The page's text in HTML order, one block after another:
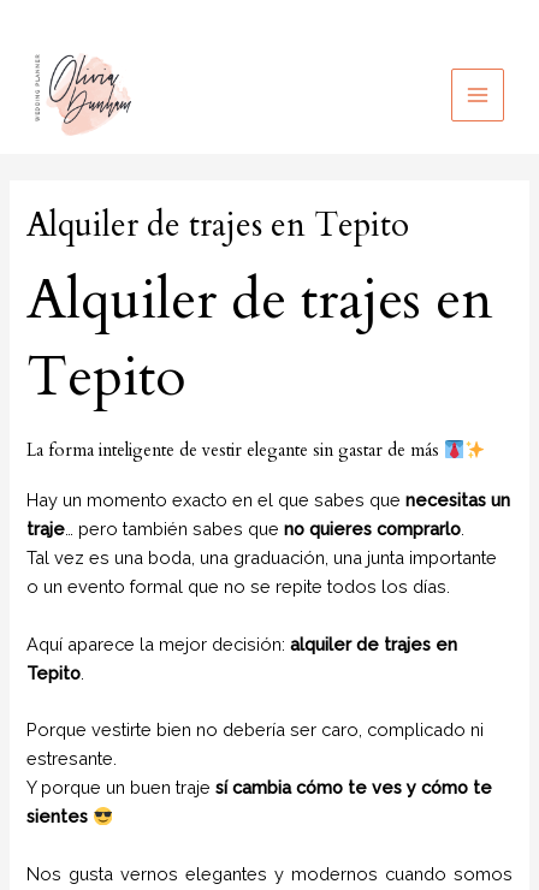
contenido
MAIN
Alquiler de trajes en Tepito
Alquiler de trajes en
Tepito
La forma inteligente de vestir elegante sin gastar de más
Hay un momento exacto en el que sabes quenecesitas un
traje… pero también sabes queno quieres comprarlo.
Tal vez es una boda, una graduación, una junta importante
o un evento formal que no se repite todos los días.
Aquí aparece la mejor decisión:alquiler de trajes en
Tepito
Porque vestirte bien no debería ser caro, complicado ni
estresante.
Y porque un buen trajesí cambia cómo te ves y cómo te
sientes
Nos gusta vernos elegantes y modernos cuando somos